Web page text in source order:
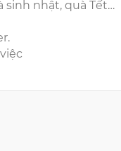
sinh nhật, quà Tết…